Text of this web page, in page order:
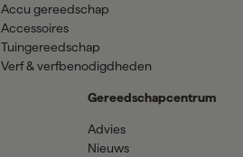
Accu gereedschap
Accessoires
Tuingereedschap
Verf & verfbenodigdheden
Gereedschapcentrum
Advies
Nieuws